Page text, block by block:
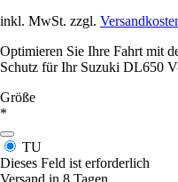
inkl. MwSt. zzgl.
Optimieren Sie Ihre Fahrt mit
Schutz für Ihr Suzuki DL650
Größe
*
TU
Dieses Feld ist erforderlich